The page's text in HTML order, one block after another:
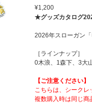
¥1,200
★グッズカタログ
2026年スローガン
［ラインナップ］
0木浪、1森下、3大
【ご注意ください】
こちらは、シーク
複数購入時は同じ商